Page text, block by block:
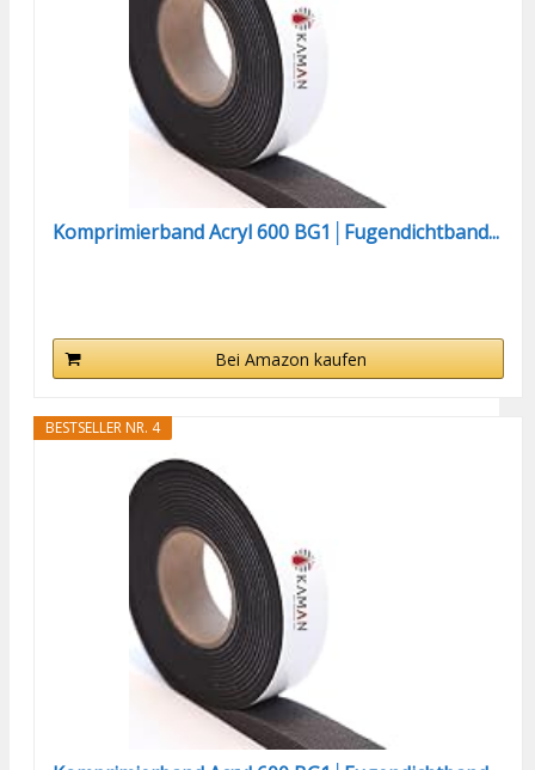
Komprimierband Acryl 600 BG1│Fugendichtband...
Bei Amazon kaufen
BESTSELLER NR. 4